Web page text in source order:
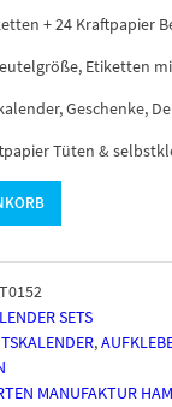
+ 24 Kraftpapier
Etiketten
Geschenke,
Tüten &
SETS
,
MANUFAKTUR